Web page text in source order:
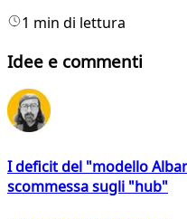
1 min di lettura
Idee e commenti
I deficit del "modello
scommessa sugli "hub"